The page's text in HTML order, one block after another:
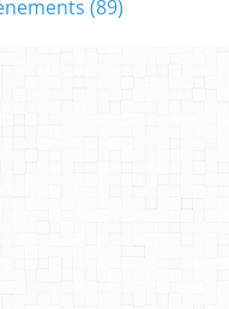
(89)